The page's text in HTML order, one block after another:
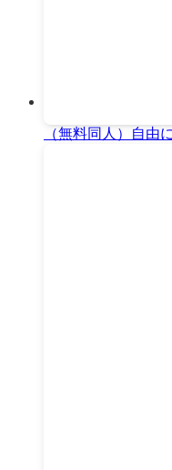
（無料同人）自由